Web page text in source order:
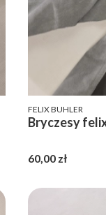
PRODUCENT
FELIX BUHLER
Cena
60,00 zł